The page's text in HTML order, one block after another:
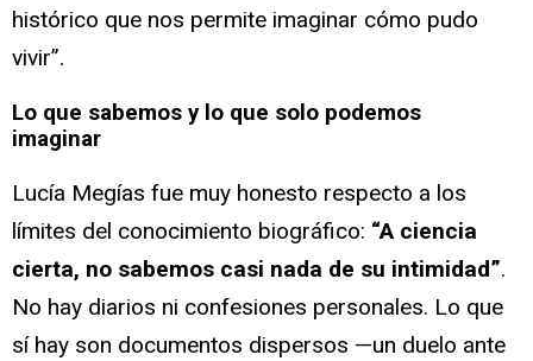
histórico que nos permite imaginar cómo pudo
vivir”.
Lo que sabemos y lo que solo podemos
imaginar
Lucía Megías fue muy honesto respecto a los
límites del conocimiento biográfico: “A ciencia
cierta, no sabemos casi nada de su intimidad”.
No hay diarios ni confesiones personales. Lo que
sí hay son documentos dispersos —un duelo ante